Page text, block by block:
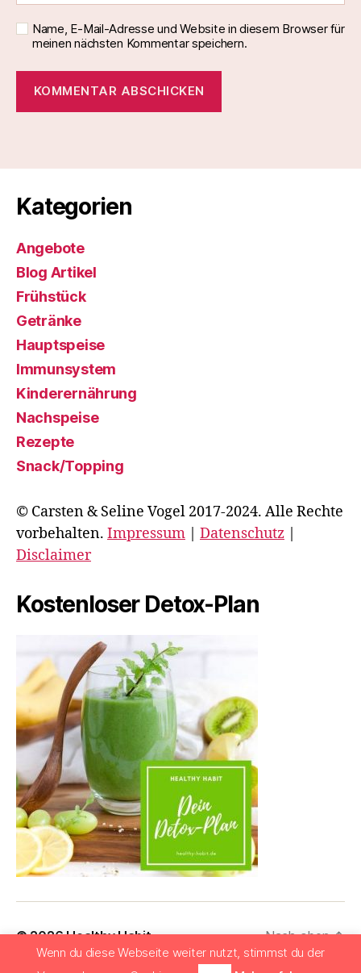
Name, E-Mail-Adresse und Website in diesem Browser für
meinen nächsten Kommentar speichern.
Kategorien
Angebote
Blog Artikel
Frühstück
Getränke
Hauptspeise
Immunsystem
Kinderernährung
Nachspeise
Rezepte
Snack/Topping
© Carsten & Seline Vogel 2017-2024. Alle Rechte
vorbehalten. Impressum Datenschutz
Disclaimer
Kostenloser Detox-Plan
© 2026Healthy Habit
Nach oben↑
Wenn du diese Webseite weiter nutzt, stimmst du der